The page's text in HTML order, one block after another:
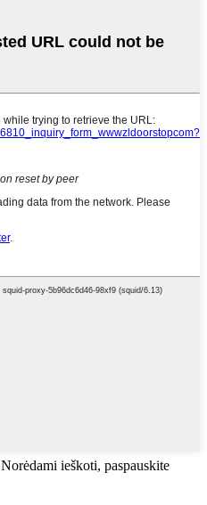
Norėdami ieškoti, paspauskite